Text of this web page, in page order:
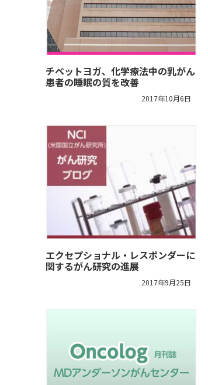
チベットヨガ、化学療法中の乳がん
患者の睡眠の質を改善
2017年10月6日
エクセプショナル・レスポンダーに
関するがん研究の進展
2017年9月25日